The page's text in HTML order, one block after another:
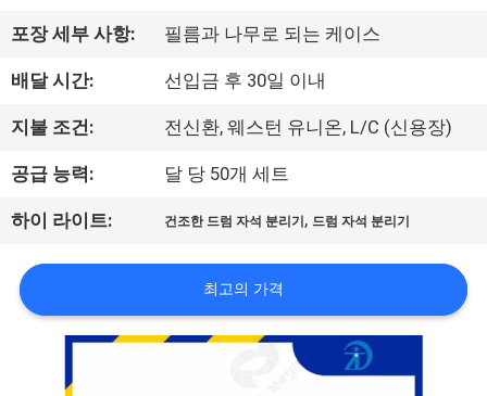
하
여
공
장
여
행
포장 세부 사항: 필름과 나무로 되는 케이스
배달 시간: 선입금 후 30일 이내
지불 조건: 전신환, 웨스턴 유니온, L/C (신용장)
공급 능력: 달 당 50개 세트
하이 라이트: 건조한 드럼 자석 분리기 , 드럼 자석 분리기
최고의 가격